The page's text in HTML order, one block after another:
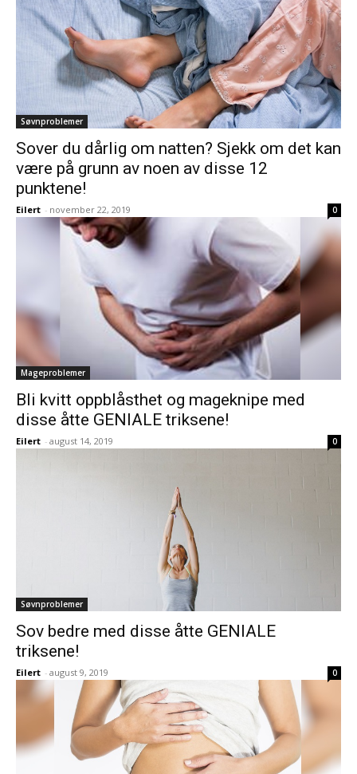
Søvnproblemer
Sover du dårlig om natten? Sjekk om det kan
være på grunn av noen av disse 12
punktene!
Eilert - november 22, 2019 0
Mageproblemer
Bli kvitt oppblåsthet og mageknipe med
disse åtte GENIALE triksene!
Eilert - august 14, 2019 0
Søvnproblemer
Sov bedre med disse åtte GENIALE
triksene!
Eilert - august 9, 2019 0